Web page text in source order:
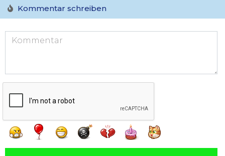
Kommentar schreiben